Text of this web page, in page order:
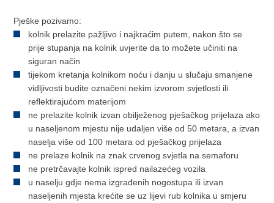
Pješke pozivamo:
kolnik prelazite pažljivo i najkraćim putem, nakon što se
prije stupanja na kolnik uvjerite da to možete učiniti na
siguran način
tijekom kretanja kolnikom noću i danju u slučaju smanjene
vidljivosti budite označeni nekim izvorom svjetlosti ili
reflektirajućom materijom
ne prelazite kolnik izvan obilježenog pješačkog prijelaza ako
u naseljenom mjestu nije udaljen više od 50 metara, a izvan
naselja više od 100 metara od pješačkog prijelaza
ne prelaze kolnik na znak crvenog svjetla na semaforu
ne pretrčavajte kolnik ispred nailazećeg vozila
u naselju gdje nema izgrađenih nogostupa ili izvan
naseljenih mjesta krećite se uz lijevi rub kolnika u smjeru